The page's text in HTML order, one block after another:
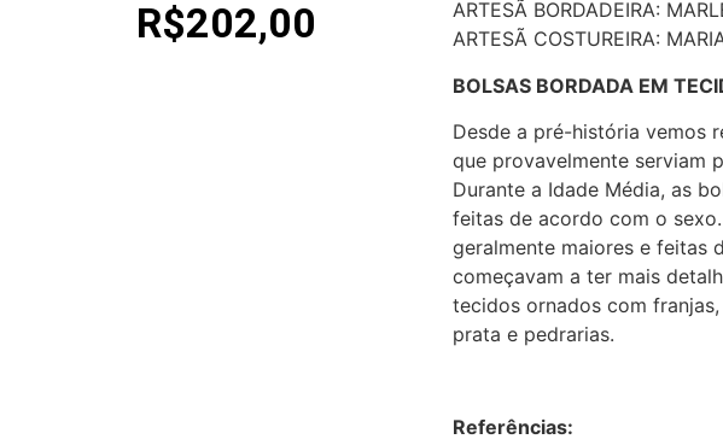
R$202,00
ARTESÃ BORDADEIRA:
ARTESÃ COSTUREIRA:
BOLSAS BORDADA EM
Desde a pré-história vemos
que provavelmente serviam
Durante a Idade Média, as
feitas de acordo com o
geralmente maiores e feitas
começavam a ter mais
tecidos ornados com
prata e pedrarias.
Referências: